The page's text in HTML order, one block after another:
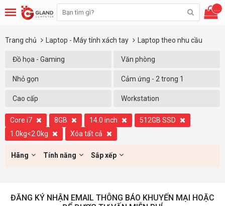
...
Trang chủ Laptop - Máy tính xách tay Laptop theo nhu cầu
Đồ họa - Gaming Văn phòng
Nhỏ gọn Cảm ứng - 2 trong 1
Cao cấp Workstation
Core i7 8GB 14.0 inch
512GB SSD
1.0kg<2.0kg
Xóa tất cả
Hãng Tính năng Sắp xếp
ĐĂNG KÝ NHẬN EMAIL THÔNG BÁO KHUYẾN MẠI HOẶC